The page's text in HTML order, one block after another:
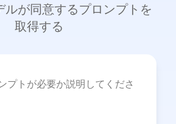
ルが同意するプロンプトを
取得する